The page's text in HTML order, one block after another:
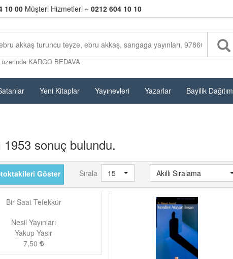
10 00 Müşteri Hizmetleri ~ 0212 604 10 10
KARGO BEDAVA
Yeni Kitaplar Yayınevleri Yazarlar Bayilik Dağıtım
1953 sonuç bulundu.
Göster Sırala 15 Akıllı Sıralama
Bir Saat Tefekkür
Nesil Yayınları
Yakup Yasir
7,50